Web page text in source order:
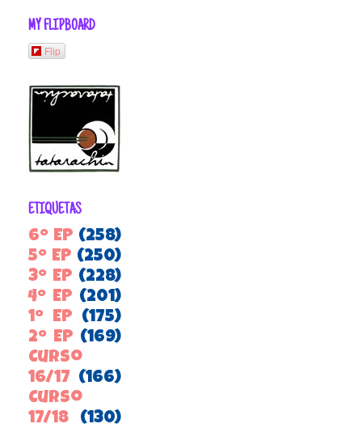
MY FLIPBOARD
Flip
ETIQUETAS
6º EP (258)
5º EP (250)
3º EP (228)
4º EP (201)
1º EP
(175)
2º EP (169)
Curso
16/17 (166)
Curso
17/18
(130)